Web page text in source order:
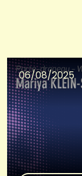
06/08/2025